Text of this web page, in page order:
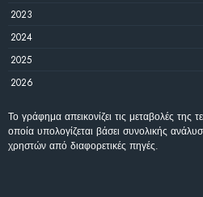
2023
2024
2025
2026
Το γράφημα απεικονίζει τις μεταβολές της
οποία υπολογίζεται βάσει συνολικής
χρηστών από διαφορετικές πηγές.